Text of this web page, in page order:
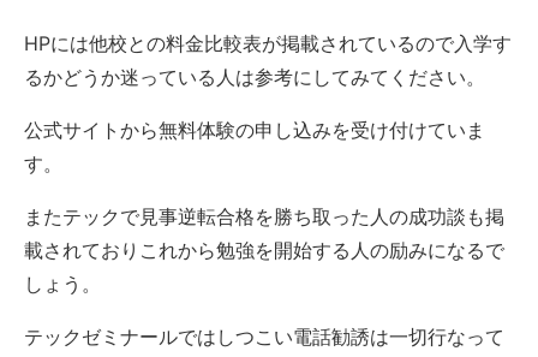
HPには他校との料金比較表が掲載されているので入学す
るかどうか迷っている人は参考にしてみてください。
公式サイトから無料体験の申し込みを受け付けていま
す。
またテックで見事逆転合格を勝ち取った人の成功談も掲
載されておりこれから勉強を開始する人の励みになるで
しょう。
テックゼミナールではしつこい電話勧誘は一切行なって